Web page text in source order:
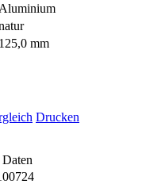
Aluminium
125,0 mm
Drucken